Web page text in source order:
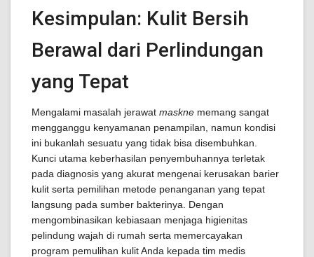
Kesimpulan: Kulit Bersih
Berawal dari Perlindungan
yang Tepat
Mengalami masalah jerawat maskne memang sangat
mengganggu kenyamanan penampilan, namun kondisi
ini bukanlah sesuatu yang tidak bisa disembuhkan.
Kunci utama keberhasilan penyembuhannya terletak
pada diagnosis yang akurat mengenai kerusakan barier
kulit serta pemilihan metode penanganan yang tepat
langsung pada sumber bakterinya. Dengan
mengombinasikan kebiasaan menjaga higienitas
pelindung wajah di rumah serta memercayakan
program pemulihan kulit Anda kepada tim medis